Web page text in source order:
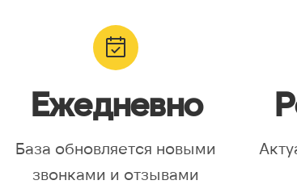
Ежедневно
База обновляется новыми
звонками и отзывами